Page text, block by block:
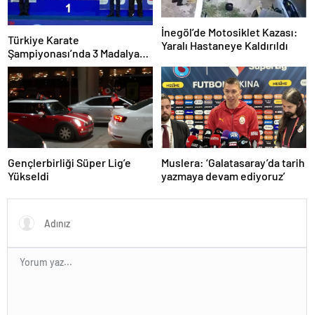
Türkiye Karate
Şampiyonası’nda 3 Madalya
Kazandı
İnegöl’de Motosiklet Kazası:
Yaralı Hastaneye Kaldırıldı
Gençlerbirliği Süper Lig’e
Yükseldi
Muslera: ‘Galatasaray’da tarih
yazmaya devam ediyoruz’